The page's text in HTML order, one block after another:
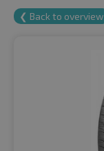
❮ Back to overview